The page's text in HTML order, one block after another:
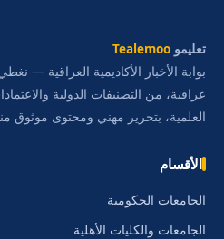
تعليمو Tealemoo
عراقية، من التصنيفات الدولية
العلمية، بتحرير مهني ومحتوى موثوق منذ
الأقسام
الجامعات الحكومية
الجامعات والكليات الأهلية